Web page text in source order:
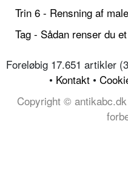
Trin 6 - Rensning af
Tag - Sådan renser du
Foreløbig 17.651 artikler
• Kontakt •
Copyright ©